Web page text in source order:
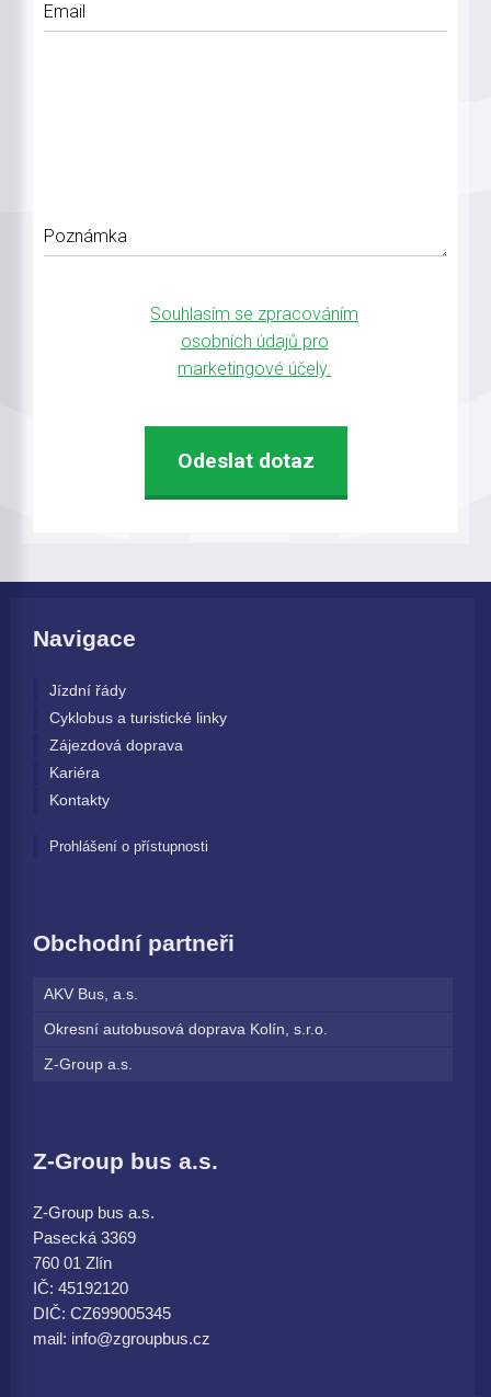
Email
Poznámka
Souhlasím se zpracováním
osobních údajů pro
marketingové účely.
Navigace
Jízdní řády
Cyklobus a turistické linky
Zájezdová doprava
Kariéra
Kontakty
Prohlášení o přístupnosti
Obchodní partneři
AKV Bus, a.s.
Okresní autobusová doprava Kolín, s.r.o.
Z-Group a.s.
Z-Group bus a.s.
Z-Group bus a.s.
Pasecká 3369
760 01 Zlín
IČ: 45192120
DIČ: CZ699005345
mail: info@zgroupbus.cz